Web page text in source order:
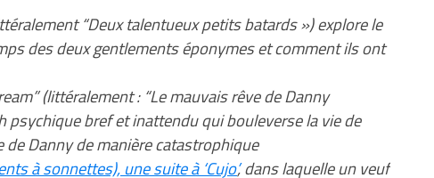
“Deux talentueux petits batards ») explore le
des deux gentlements éponymes et comment ils ont
(littéralement : “Le mauvais rêve de Danny
psychique bref et inattendu qui bouleverse la vie de
de Danny de manière catastrophique
à sonnettes), une suite à ‘Cujo’, dans laquelle un veuf